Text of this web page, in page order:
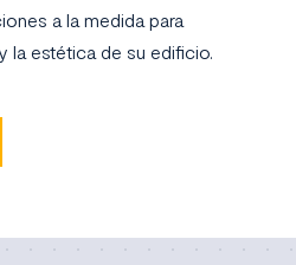
a la medida para
la estética de su edificio.